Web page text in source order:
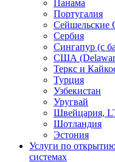
Панама
Португалия
Сейшельские
Сербия
Сингапур (c
США
Теркс и
Турция
Узбекистан
Уругвай
Швейцария,
Шотландия
Эстония
Услуги по
системах